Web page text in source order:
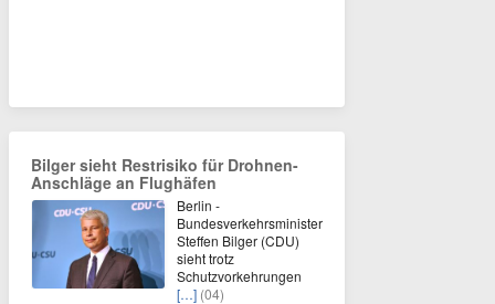
Bilger sieht Restrisiko für Drohnen-
Anschläge an Flughäfen
Berlin -
Bundesverkehrsminister
Steffen Bilger (CDU)
sieht trotz
Schutzvorkehrungen
[…] (04)